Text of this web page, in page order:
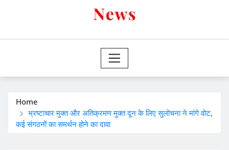
Home
भ्रष्टाचार मुक्त और अतिक्रमण मुक्त दून के लिए सुलोचना ने मांगे वोट,
कई संगठनों का समर्थन होने का दावा